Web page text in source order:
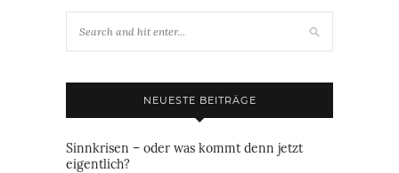
NEUESTE BEITRÄGE
Sinnkrisen – oder was kommt denn jetzt
eigentlich?